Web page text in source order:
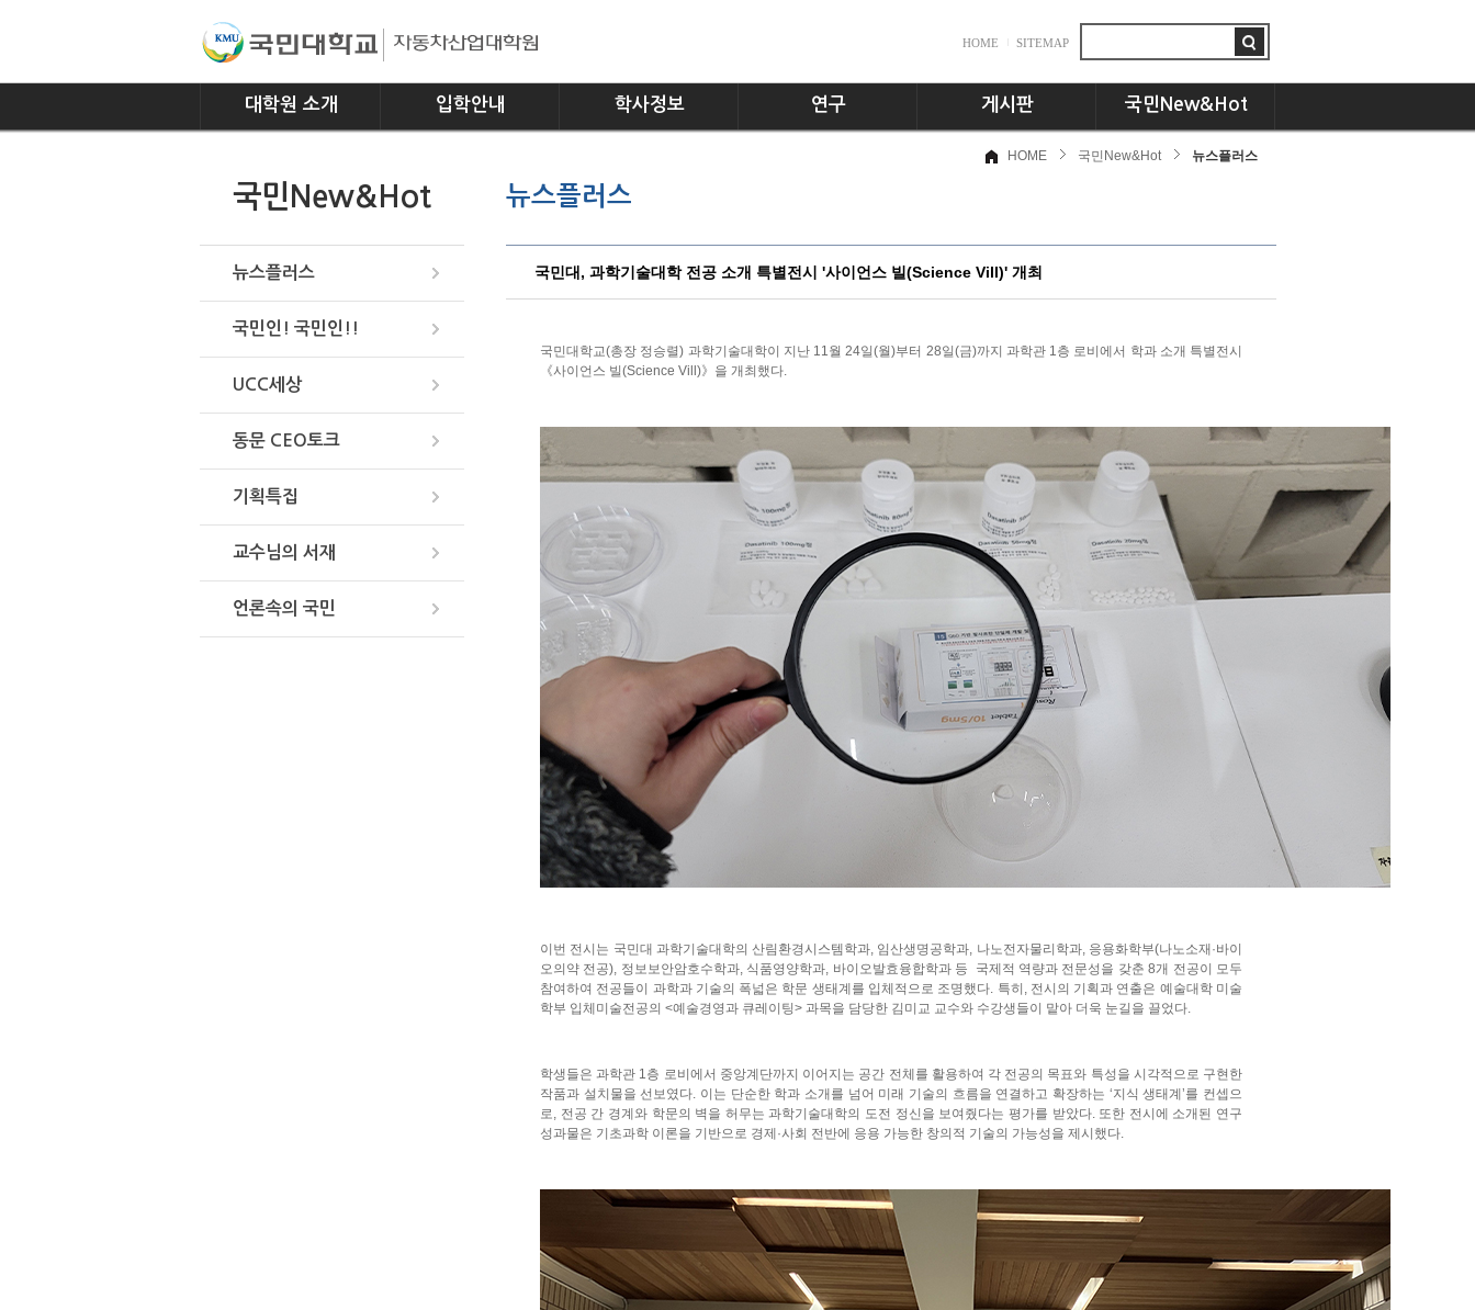
HOME SITEMAP
대학원 소개
연혁
입학안내 학사정보
교과과정
연구 게시판
공지사항
국민New&Hot
뉴스플러스
언론속의 국민
국민New&Hot
뉴스플러스
국민인! 국민인!!
UCC세상
동문 CEO토크
기획특집
교수님의 서재
언론속의 국민
뉴스플러스
HOME 국민New&Hot 뉴스플러스
국민대, 과학기술대학 전공 소개 특별전시 '사이언스 빌(Science Vill)' 개최
국민대학교(총장 정승렬) 과학기술대학이 지난 11월 24일(월)부터 28일(금)까지 과학관 1층 로비에서 학과 소개 특별전시
《사이언스 빌(Science Vill)》을 개최했다.
이번 전시는 국민대 과학기술대학의 산림환경시스템학과, 임산생명공학과, 나노전자물리학과, 응용화학부(나노소재·바이
오의약 전공), 정보보안암호수학과, 식품영양학과, 바이오발효융합학과 등 국제적 역량과 전문성을 갖춘 8개 전공이 모두
참여하여 전공들이 과학과 기술의 폭넓은 학문 생태계를 입체적으로 조명했다. 특히, 전시의 기획과 연출은 예술대학 미술
학부 입체미술전공의 <예술경영과 큐레이팅> 과목을 담당한 김미교 교수와 수강생들이 맡아 더욱 눈길을 끌었다.
학생들은 과학관 1층 로비에서 중앙계단까지 이어지는 공간 전체를 활용하여 각 전공의 목표와 특성을 시각적으로 구현한
작품과 설치물을 선보였다. 이는 단순한 학과 소개를 넘어 미래 기술의 흐름을 연결하고 확장하는 ‘지식 생태계’를 컨셉으
로, 전공 간 경계와 학문의 벽을 허무는 과학기술대학의 도전 정신을 보여줬다는 평가를 받았다. 또한 전시에 소개된 연구
성과물은 기초과학 이론을 기반으로 경제·사회 전반에 응용 가능한 창의적 기술의 가능성을 제시했다.